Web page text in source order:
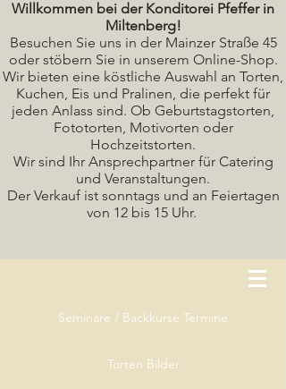
Willkommen bei der Konditorei Pfeffer in
Miltenberg!
Besuchen Sie uns in der Mainzer Straße 45
oder stöbern Sie in unserem Online-Shop.
Wir bieten eine köstliche Auswahl an Torten,
Kuchen, Eis und Pralinen, die perfekt für
jeden Anlass sind. Ob Geburtstagstorten,
Fototorten, Motivorten oder
Hochzeitstorten.
Wir sind Ihr Ansprechpartner für Catering
und Veranstaltungen.
Der Verkauf ist sonntags und an Feiertagen
von 12 bis 15 Uhr.
Seminare / Backkurse Termine
Torten Bilder